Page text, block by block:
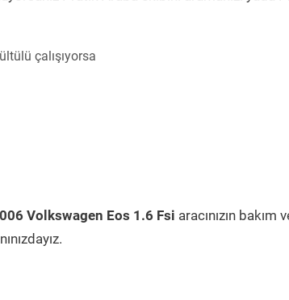
çalışıyorsa
Volkswagen Eos 1.6 Fsi aracınızın bakım